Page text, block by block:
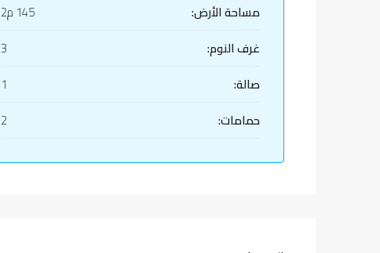
مساحة الأرض:
145 م2
غرف النوم:
3
صالة:
1
حمامات:
2